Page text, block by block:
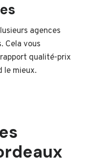
agences
Cela vous
qualité-prix
le mieux.